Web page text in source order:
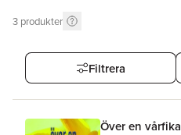
3 produkter
Filtrera
Över en vårfika